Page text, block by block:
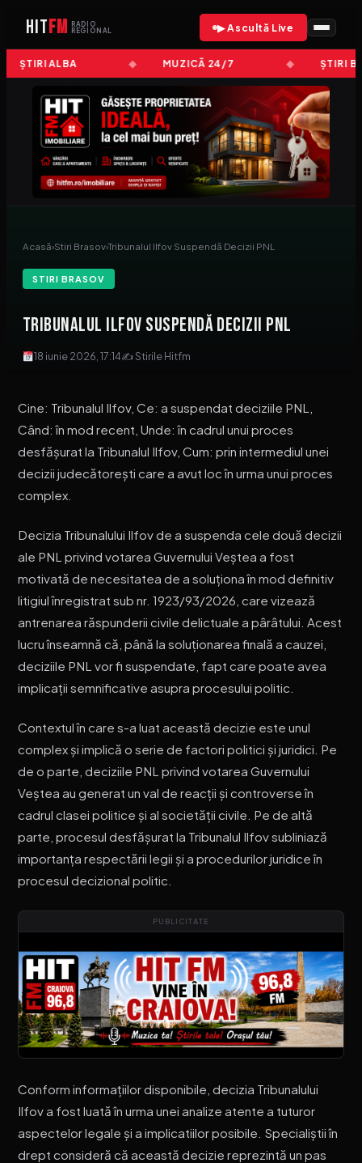
HITFM
RADIO
REGIONAL
▶ Ascultă Live
ȘTIRI ALBA MUZICĂ 24/7 ȘTIRI
Acasă›Stiri Brasov›Tribunalul Ilfov Suspendă Decizii PNL
STIRI BRASOV
Tribunalul Ilfov Suspendă Decizii PNL
18 iunie 2026, 17:14✍ Stirile Hitfm
Cine: Tribunalul Ilfov, Ce: a suspendat deciziile PNL,
Când: în mod recent, Unde: în cadrul unui proces
desfășurat la Tribunalul Ilfov, Cum: prin intermediul unei
decizii judecătorești care a avut loc în urma unui proces
complex.
Decizia Tribunalului Ilfov de a suspenda cele două decizii
ale PNL privind votarea Guvernului Veștea a fost
motivată de necesitatea de a soluționa în mod definitiv
litigiul înregistrat sub nr. 1923/93/2026, care vizează
antrenarea răspunderii civile delictuale a pârâtului. Acest
lucru înseamnă că, până la soluționarea finală a cauzei,
deciziile PNL vor fi suspendate, fapt care poate avea
implicații semnificative asupra procesului politic.
Contextul în care s-a luat această decizie este unul
complex și implică o serie de factori politici și juridici. Pe
de o parte, deciziile PNL privind votarea Guvernului
Veștea au generat un val de reacții și controverse în
cadrul clasei politice și al societății civile. Pe de altă
parte, procesul desfășurat la Tribunalul Ilfov subliniază
importanța respectării legii și a procedurilor juridice în
procesul decizional politic.
PUBLICITATE
Conform informațiilor disponibile, decizia Tribunalului
Ilfov a fost luată în urma unei analize atente a tuturor
aspectelor legale și a implicatiilor posibile. Specialiștii în
drept consideră că această decizie reprezintă un pas